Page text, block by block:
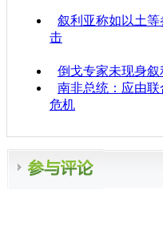
叙利亚称如以土
击
倒戈专家未现身
南非总统：应由
危机